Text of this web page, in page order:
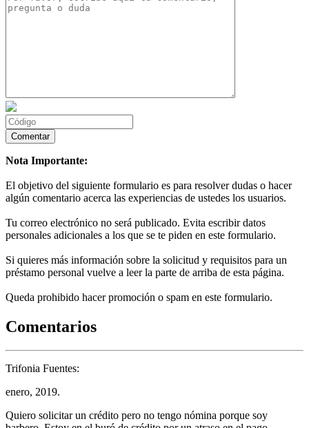
Nota Importante:
El objetivo del siguiente formulario es para resolver dudas o hacer
algún comentario acerca las experiencias de ustedes los usuarios.
Tu correo electrónico no será publicado. Evita escribir datos
personales adicionales a los que se te piden en este formulario.
Si quieres más información sobre la solicitud y requisitos para un
préstamo personal vuelve a leer la parte de arriba de esta página.
Queda prohibido hacer promoción o spam en este formulario.
Comentarios
Trifonia Fuentes:
enero, 2019.
Quiero solicitar un crédito pero no tengo nómina porque soy